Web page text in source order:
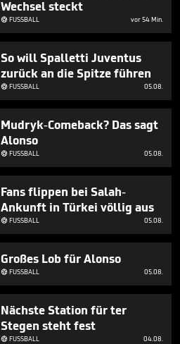
Wechsel steckt
FUSSBALL vor 54 Min.
So will Spalletti Juventus
zurück an die Spitze führen
FUSSBALL 05.08.
Mudryk-Comeback? Das sagt
Alonso
FUSSBALL 05.08.
Fans flippen bei Salah-
Ankunft in Türkei völlig aus
FUSSBALL 05.08.
Großes Lob für Alonso
FUSSBALL 05.08.
Nächste Station für ter
Stegen steht fest
FUSSBALL 04.08.